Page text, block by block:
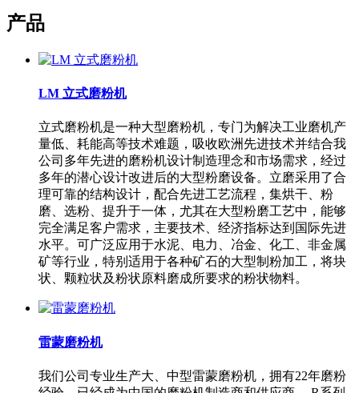
产品
LM 立式磨粉机
立式磨粉机是一种大型磨粉机，专门为解决工业磨机产
量低、耗能高等技术难题，吸收欧洲先进技术并结合我
公司多年先进的磨粉机设计制造理念和市场需求，经过
多年的潜心设计改进后的大型粉磨设备。立磨采用了合
理可靠的结构设计，配合先进工艺流程，集烘干、粉
磨、选粉、提升于一体，尤其在大型粉磨工艺中，能够
完全满足客户需求，主要技术、经济指标达到国际先进
水平。可广泛应用于水泥、电力、冶金、化工、非金属
矿等行业，特别适用于各种矿石的大型制粉加工，将块
状、颗粒状及粉状原料磨成所要求的粉状物料。
雷蒙磨粉机
我们公司专业生产大、中型雷蒙磨粉机，拥有22年磨粉